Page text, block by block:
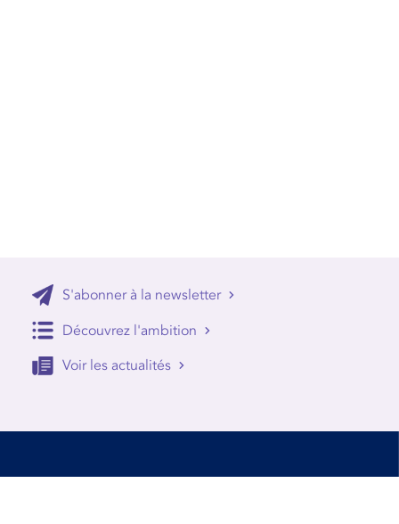
S'abonner à la newsletter
Découvrez l'ambition
Voir les actualités